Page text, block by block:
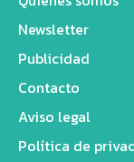
Newsletter
Publicidad
Contacto
Aviso legal
Política de